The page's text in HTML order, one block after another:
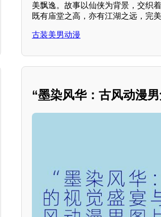
美飘逸。故事以仙侠为背景，交织
既有庙堂之高，亦有江湖之远，完
古装美男动漫
“墨染风华：古风动漫